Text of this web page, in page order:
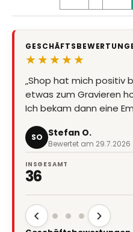
★★★★★
„Shop hat mich positiv
etwas zum Gravieren
Ich bekam dann eine
SO Stefan O.
Bewertet am 29.7.2026
„Super Qualität, Preis
super schnell“
Bewertet am 8.7.2026
INSGESAMT
36
‹ ›
Geschäftsbewertungen